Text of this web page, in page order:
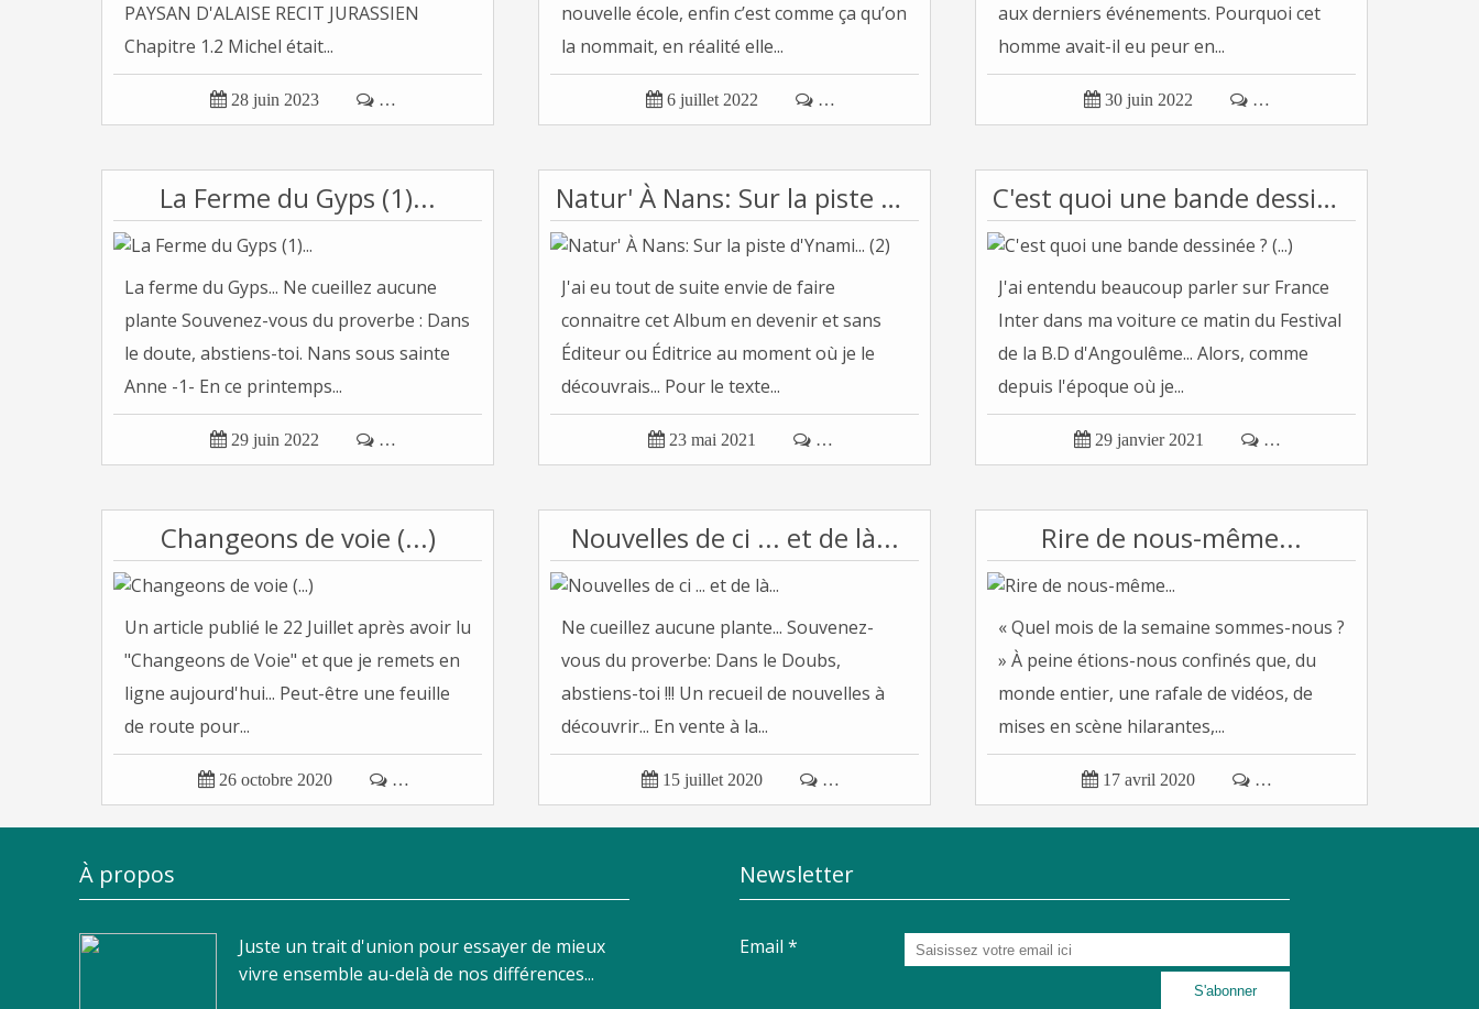
PAYSAN D'ALAISE RECIT JURASSIEN
Chapitre 1.2 Michel était...
 28 juin 2023  …
nouvelle école, enfin c’est comme ça qu’on
la nommait, en réalité elle...
 6 juillet 2022  …
aux derniers événements. Pourquoi cet
homme avait-il eu peur en...
 30 juin 2022  …
La Ferme du Gyps (1)...
La ferme du Gyps... Ne cueillez aucune
plante Souvenez-vous du proverbe : Dans
le doute, abstiens-toi. Nans sous sainte
Anne -1- En ce printemps...
 29 juin 2022  …
Natur' À Nans: Sur la piste d'Ynami... (2)
J'ai eu tout de suite envie de faire
connaitre cet Album en devenir et sans
Éditeur ou Éditrice au moment où je le
découvrais... Pour le texte...
 23 mai 2021  …
C'est quoi une bande dessinée ? (...)
J'ai entendu beaucoup parler sur France
Inter dans ma voiture ce matin du Festival
de la B.D d'Angoulême... Alors, comme
depuis l'époque où je...
 29 janvier 2021  …
Changeons de voie (...)
Un article publié le 22 Juillet après avoir lu
"Changeons de Voie" et que je remets en
ligne aujourd'hui... Peut-être une feuille
de route pour...
 26 octobre 2020  …
Nouvelles de ci ... et de là...
Ne cueillez aucune plante... Souvenez-
vous du proverbe: Dans le Doubs,
abstiens-toi !!! Un recueil de nouvelles à
découvrir... En vente à la...
 15 juillet 2020  …
Rire de nous-même...
« Quel mois de la semaine sommes-nous ?
» À peine étions-nous confinés que, du
monde entier, une rafale de vidéos, de
mises en scène hilarantes,...
 17 avril 2020  …
À propos
Juste un trait d'union pour essayer de mieux
vivre ensemble au-delà de nos différences...
Newsletter
Email